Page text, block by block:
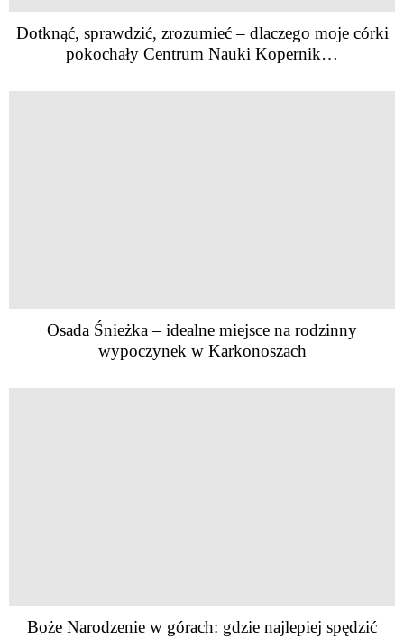
Dotknąć, sprawdzić, zrozumieć – dlaczego moje córki
pokochały Centrum Nauki Kopernik…
Osada Śnieżka – idealne miejsce na rodzinny
wypoczynek w Karkonoszach
Boże Narodzenie w górach: gdzie najlepiej spędzić